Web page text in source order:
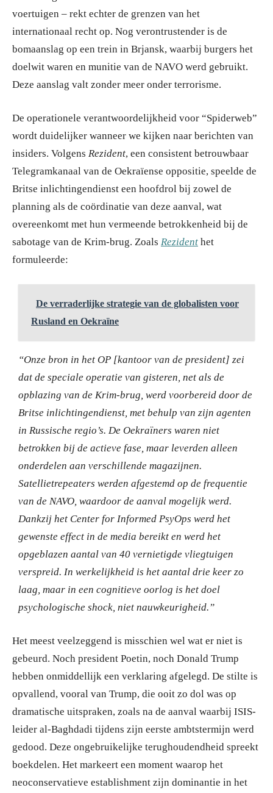
voertuigen – rekt echter de grenzen van het
internationaal recht op. Nog verontrustender is de
bomaanslag op een trein in Brjansk, waarbij burgers het
doelwit waren en munitie van de NAVO werd gebruikt.
Deze aanslag valt zonder meer onder terrorisme.
De operationele verantwoordelijkheid voor “Spiderweb”
wordt duidelijker wanneer we kijken naar berichten van
insiders. Volgens Rezident, een consistent betrouwbaar
Telegramkanaal van de Oekraïense oppositie, speelde de
Britse inlichtingendienst een hoofdrol bij zowel de
planning als de coördinatie van deze aanval, wat
overeenkomt met hun vermeende betrokkenheid bij de
sabotage van de Krim-brug. Zoals Rezident het
formuleerde:
De verraderlijke strategie van de globalisten voor
Rusland en Oekraïne
“Onze bron in het OP [kantoor van de president] zei
dat de speciale operatie van gisteren, net als de
opblazing van de Krim-brug, werd voorbereid door de
Britse inlichtingendienst, met behulp van zijn agenten
in Russische regio’s. De Oekraïners waren niet
betrokken bij de actieve fase, maar leverden alleen
onderdelen aan verschillende magazijnen.
Satellietrepeaters werden afgestemd op de frequentie
van de NAVO, waardoor de aanval mogelijk werd.
Dankzij het Center for Informed PsyOps werd het
gewenste effect in de media bereikt en werd het
opgeblazen aantal van 40 vernietigde vliegtuigen
verspreid. In werkelijkheid is het aantal drie keer zo
laag, maar in een cognitieve oorlog is het doel
psychologische shock, niet nauwkeurigheid.”
Het meest veelzeggend is misschien wel wat er niet is
gebeurd. Noch president Poetin, noch Donald Trump
hebben onmiddellijk een verklaring afgelegd. De stilte is
opvallend, vooral van Trump, die ooit zo dol was op
dramatische uitspraken, zoals na de aanval waarbij ISIS-
leider al-Baghdadi tijdens zijn eerste ambtstermijn werd
gedood. Deze ongebruikelijke terughoudendheid spreekt
boekdelen. Het markeert een moment waarop het
neoconservatieve establishment zijn dominantie in het